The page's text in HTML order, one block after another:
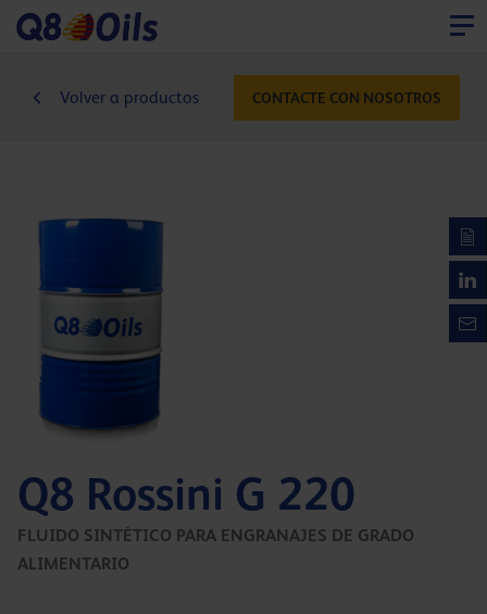
Volver a productos CONTACTE CON NOSOTROS
Q8 Rossini G 220
FLUIDO SINTÉTICO PARA ENGRANAJES DE GRADO
ALIMENTARIO